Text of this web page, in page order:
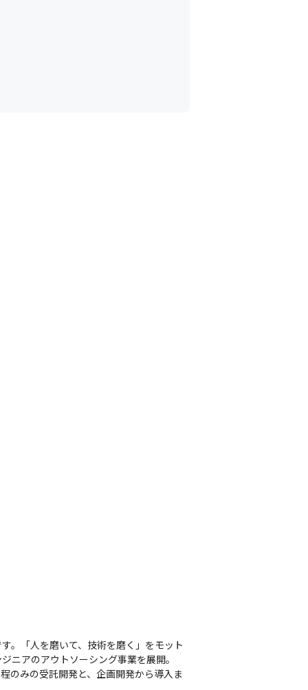
。「人を磨いて、技術を磨く」をモット
ニアのアウトソーシング事業を展開。
のみの受託開発と、企画開発から導入ま